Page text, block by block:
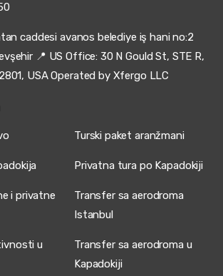
caddesi avanos belediye iş hani no:2
📍 US Office: 30 N Gould St, STE R,
USA Operated by Xfergo LLC
Turski paket aranžmani
Privatna tura po Kapadokiji
i privatne
Transfer sa aerodroma
Istanbul
u
Transfer sa aerodroma u
Kapadokiji